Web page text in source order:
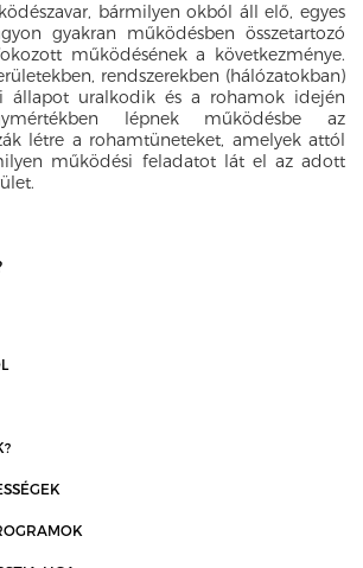
bármilyen okból áll elő, egyes
gyakran működésben összetartozó
működésének a következménye.
rendszerekben (hálózatokban)
állapot uralkodik és a rohamok idején
lépnek működésbe az
létre a rohamtüneteket, amelyek attól
működési feladatot lát el az adott